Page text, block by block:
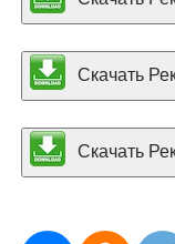
Скачать
Скачать